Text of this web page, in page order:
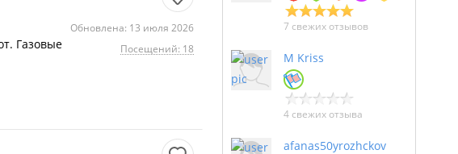
Обновлена: 13 июля 2026
Посещений: 18
Газовые
7 свежих отзывов
M Kriss
4 свежих отзыва
afanas50yrozhckov